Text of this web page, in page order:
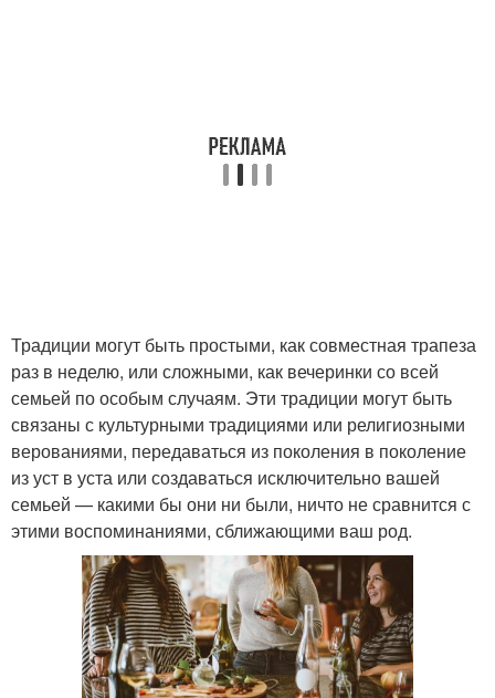
Традиции могут быть простыми, как совместная трапеза
раз в неделю, или сложными, как вечеринки со всей
семьей по особым случаям. Эти традиции могут быть
связаны с культурными традициями или религиозными
верованиями, передаваться из поколения в поколение
из уст в уста или создаваться исключительно вашей
семьей — какими бы они ни были, ничто не сравнится с
этими воспоминаниями, сближающими ваш род.